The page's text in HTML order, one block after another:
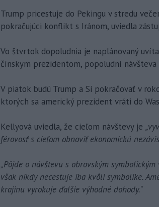
Trump pricestuje do Pekingu v stredu
pokračujúci konflikt s Iránom, uviedla
Vo štvrtok dopoludnia je naplánovaný
čínskym prezidentom, popoludní
V piatok budú Trump a Si pokračovať v
ktorých sa americký prezident vráti do
Kellyová uviedla, že cieľom návštevy je
férovosť s cieľom obnoviť ekonomickú
„Pôjde o návštevu s obrovským symbolickým
však nikdy necestuje iba kvôli symbolike.
krajinu vyrokuje ďalšie výhodné dohody.“